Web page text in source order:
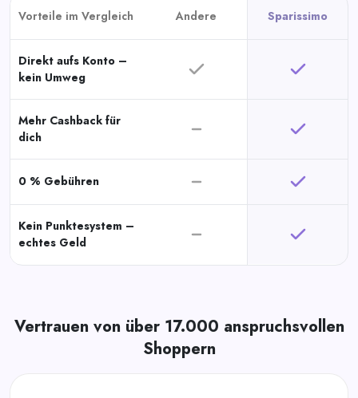
Vorteile im Vergleich Andere Sparissimo
Direkt aufs Konto –
kein Umweg
Mehr Cashback für
dich
0 % Gebühren
Kein Punktesystem –
echtes Geld
Vertrauen von über 17.000 anspruchsvollen
Shoppern